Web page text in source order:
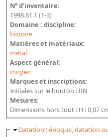
N° d’inventaire:
1998.61.1 (1-3)
Domaine : discipline:
histoire
Matières et matériaux:
métal
Aspect général:
moyen
Marques et inscriptions:
Initiales sur le bouton : BN
Mesures:
Dimensions hors tout : H : 0,07
Masquer
Datation : époque, datation